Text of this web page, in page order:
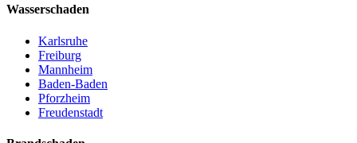
Wasserschaden
Karlsruhe
Freiburg
Mannheim
Baden-Baden
Pforzheim
Freudenstadt